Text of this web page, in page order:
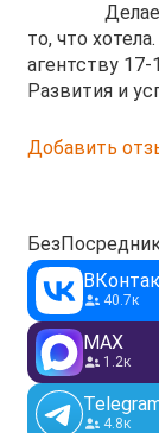
то, что
агентству
Развития и
Добавить
40.7к
MAX
1.2к
4.8к